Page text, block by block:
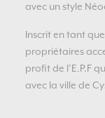
avec un style
Inscrit en tant
propriétaires
profit de l’E.P.F
avec la ville de